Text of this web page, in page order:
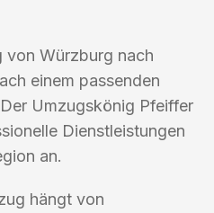
von Würzburg nach
einem passenden
Umzugskönig Pfeiffer
Dienstleistungen
an.
hängt von